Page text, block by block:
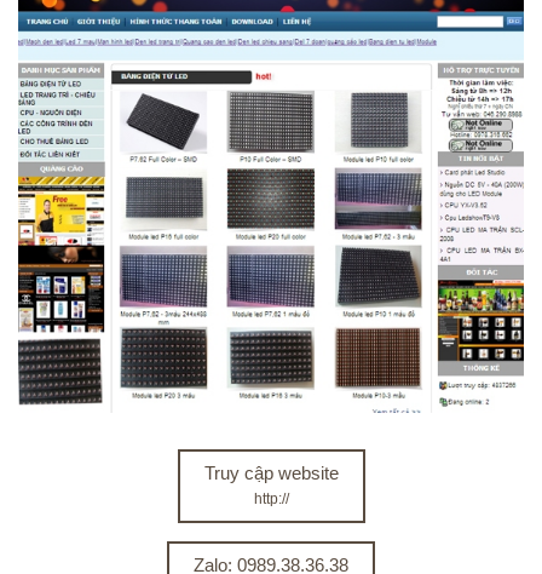
Truy cập website
http://
Zalo: 0989.38.36.38